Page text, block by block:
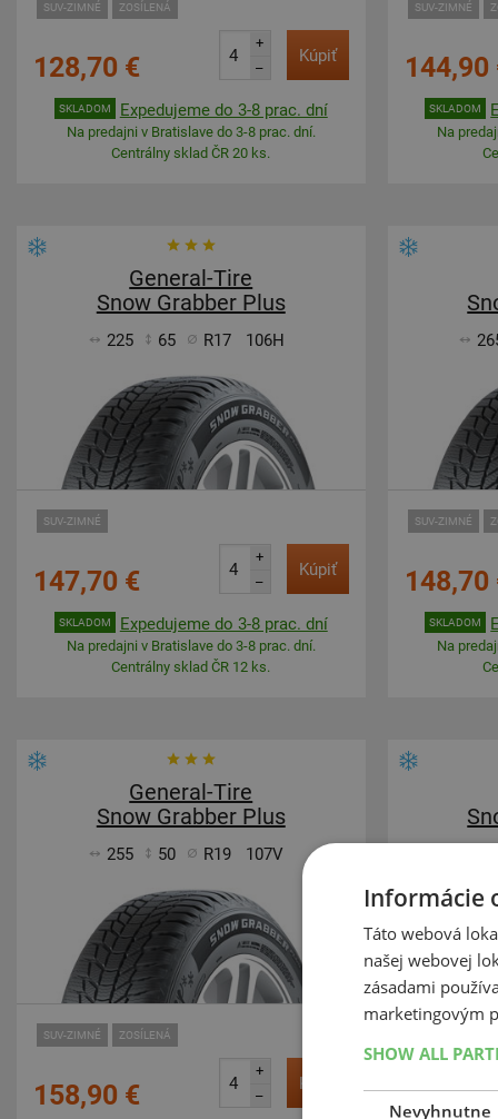
SUV-ZIMNÉ ZOSÍLENÁ
128,70 €
+
–
Kúpiť
SKLADOM Expedujeme do 3-8 prac. dní
Na predajni v Bratislave do 3-8 prac. dní.
Centrálny sklad ČR 20 ks.
SUV-ZIMNÉ
144,90
SKLADOM
Na
General-Tire
Snow Grabber Plus
225 65 R17 106H
SUV-ZIMNÉ
147,70 €
+
–
Kúpiť
SKLADOM Expedujeme do 3-8 prac. dní
Na predajni v Bratislave do 3-8 prac. dní.
Centrálny sklad ČR 12 ks.
SUV-ZIMNÉ
148,70
SKLADOM
Na
General-Tire
Snow Grabber Plus
255 50 R19 107V
SUV-ZIMNÉ ZOSÍLENÁ
158,90 €
+
–
Kúpiť 167,80
Informácie
Táto webová
našej webovej
zásadami
marketingovým
SHOW ALL
Nevyhnutne